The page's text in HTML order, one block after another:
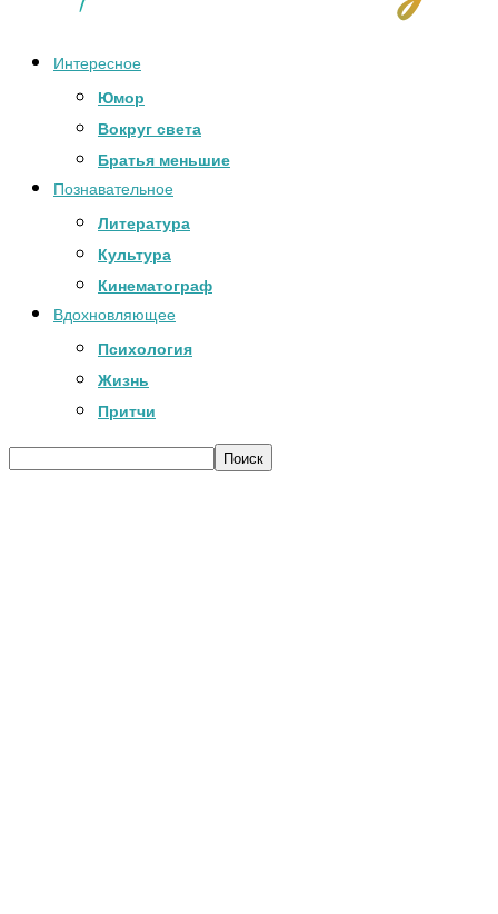
Интересное
Юмор
Вокруг света
Братья меньшие
Познавательное
Литература
Культура
Кинематограф
Вдохновляющее
Психология
Жизнь
Притчи